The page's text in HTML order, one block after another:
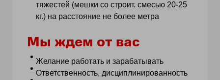
тяжестей (мешки со строит. смесью 20-25
кг.) на расстояние не более метра
Мы ждем от вас
Желание работать и зарабатывать
Ответственность, дисциплинированность